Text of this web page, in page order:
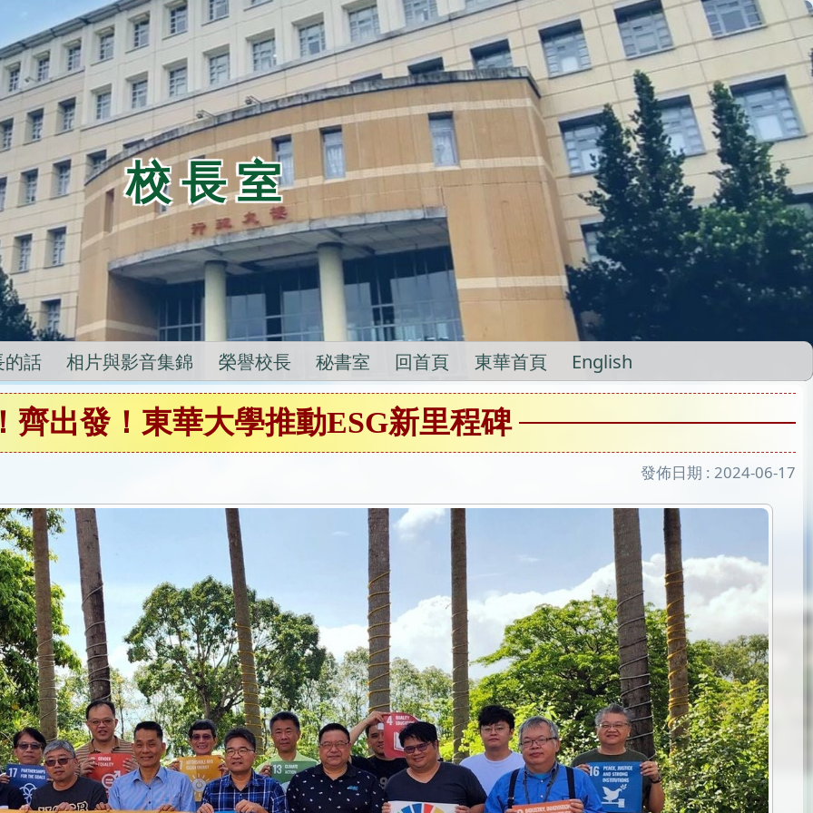
校 長 室
的話 相片與影音集錦 榮譽校長 秘書室 回首頁 東華首頁 English
齊出發！東華大學推動ESG新里程碑
發佈日期 : 2024-06-17